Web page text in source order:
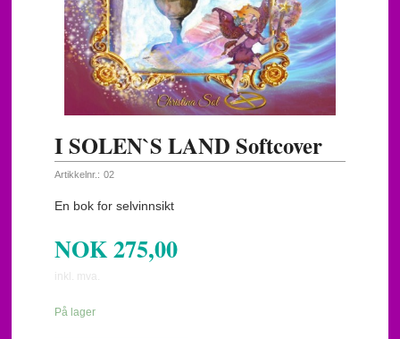
I SOLEN`S LAND Softcover
Artikkelnr.: 02
En bok for selvinnsikt
NOK275,00
inkl. mva.
På lager